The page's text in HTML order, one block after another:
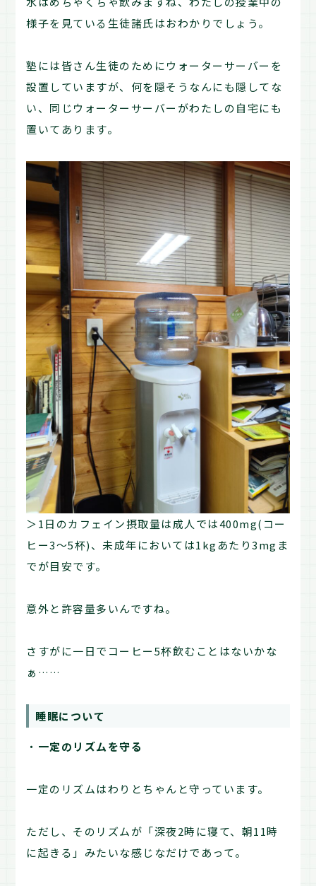
様子を見ている生徒諸氏はおわかりでしょう。
塾には皆さん生徒のためにウォーターサーバーを
設置していますが、何を隠そうなんにも隠してな
い、同じウォーターサーバーがわたしの自宅にも
置いてあります。
＞1日のカフェイン摂取量は成人では400mg(コー
ヒー3〜5杯)、未成年においては1kgあたり3mgま
でが目安です。
意外と許容量多いんですね。
さすがに一日でコーヒー5杯飲むことはないかな
ぁ……
睡眠について
・ 一定のリズムを守る
一定のリズムはわりとちゃんと守っています。
ただし、そのリズムが「深夜2時に寝て、朝11時
に起きる」みたいな感じなだけであって。